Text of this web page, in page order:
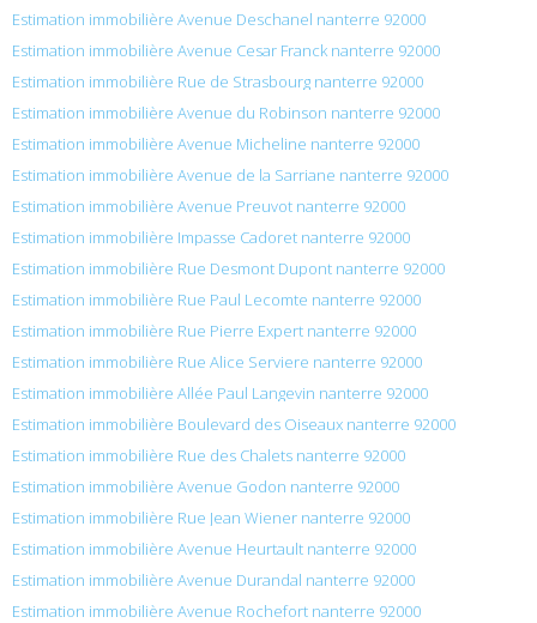
Estimation immobilière Avenue Deschanel nanterre 92000
Estimation immobilière Avenue Cesar Franck nanterre 92000
Estimation immobilière Rue de Strasbourg nanterre 92000
Estimation immobilière Avenue du Robinson nanterre 92000
Estimation immobilière Avenue Micheline nanterre 92000
Estimation immobilière Avenue de la Sarriane nanterre 92000
Estimation immobilière Avenue Preuvot nanterre 92000
Estimation immobilière Impasse Cadoret nanterre 92000
Estimation immobilière Rue Desmont Dupont nanterre 92000
Estimation immobilière Rue Paul Lecomte nanterre 92000
Estimation immobilière Rue Pierre Expert nanterre 92000
Estimation immobilière Rue Alice Serviere nanterre 92000
Estimation immobilière Allée Paul Langevin nanterre 92000
Estimation immobilière Boulevard des Oiseaux nanterre 92000
Estimation immobilière Rue des Chalets nanterre 92000
Estimation immobilière Avenue Godon nanterre 92000
Estimation immobilière Rue Jean Wiener nanterre 92000
Estimation immobilière Avenue Heurtault nanterre 92000
Estimation immobilière Avenue Durandal nanterre 92000
Estimation immobilière Avenue Rochefort nanterre 92000